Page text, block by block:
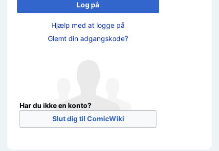
Log på
Hjælp med at logge på
Glemt din adgangskode?
Har du ikke en konto?
Slut dig til ComicWiki